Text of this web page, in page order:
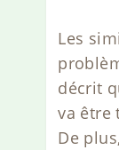
Les
décrit
va être
De